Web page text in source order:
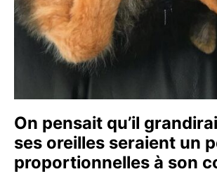
On pensait qu’il
ses oreilles seraient un
proportionnelles à son